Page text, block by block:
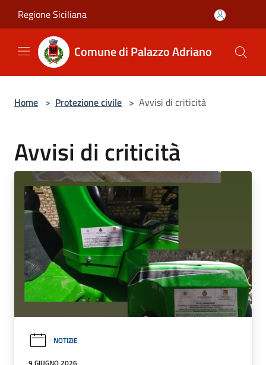
Regione Siciliana
Comune di Palazzo Adriano
Home > Protezione civile > Avvisi di criticità
Avvisi di criticità
NOTIZIE